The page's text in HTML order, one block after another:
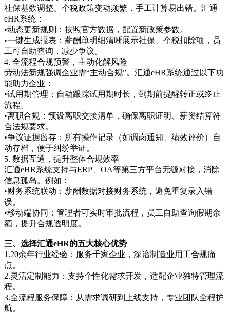
社保基数调整、个税政策变动频繁，手工计算易出错。汇通
eHR系统：
•动态更新规则：按照官方数据，配置新政策参数。
•一键生成报表：薪酬单明细清晰展示社保、个税扣除项，员
工可自助查询，减少争议。
4. 全流程合规预警，主动化解风险
劳动法新规强调企业需“主动合规”。汇通eHR系统通过以下功
能助力企业：
•试用期管理：自动跟踪试用期时长，到期前提醒转正或终止
流程。
•离职合规：预设离职交接清单，确保离职证明、薪资结算符
合法规要求。
•争议证据留存：所有操作记录（如调岗通知、绩效评价）自
动存档，便于纠纷举证。
5. 数据互通，提升整体合规效率
汇通eHR系统支持与ERP、OA等第三方平台无缝对接，消除
信息孤岛。例如：
•财务系统联动：薪酬数据对接财务系统，避免重复录入错
误。
•移动端协同：管理者可实时审批流程，员工自助查询假期余
额，提升合规透明度。
三、选择汇通eHR的五大核心优势
1.20余年行业经验：服务千家企业，深谙制造业用工合规痛
点。
2.灵活定制能力：支持个性化需求开发，适配企业独特管理流
程。
3.全流程服务保障：从需求调研到上线支持，专业团队全程护
航。